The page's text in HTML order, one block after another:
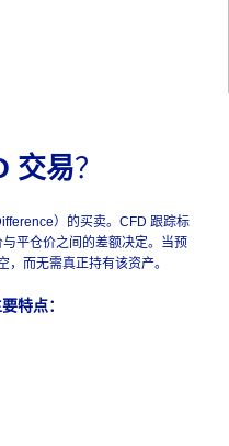
交易？
）的买卖。CFD 跟踪标
平仓价之间的差额决定。当预
而无需真正持有该资产。
特点：